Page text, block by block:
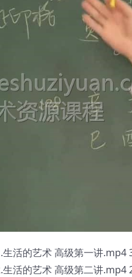
生活的艺术 高级第一讲.mp4
生活的艺术 高级第二讲.mp4